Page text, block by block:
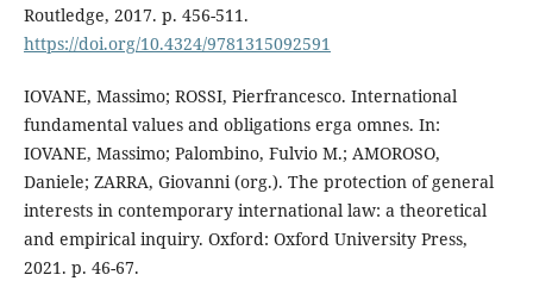
Routledge, 2017. p. 456-511.
https://doi.org/10.4324/9781315092591
IOVANE, Massimo; ROSSI, Pierfrancesco. International
fundamental values and obligations erga omnes. In:
IOVANE, Massimo; Palombino, Fulvio M.; AMOROSO,
Daniele; ZARRA, Giovanni (org.). The protection of general
interests in contemporary international law: a theoretical
and empirical inquiry. Oxford: Oxford University Press,
2021. p. 46-67.